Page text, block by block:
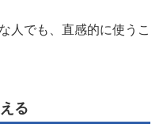
人でも、直感的に使うこ
る